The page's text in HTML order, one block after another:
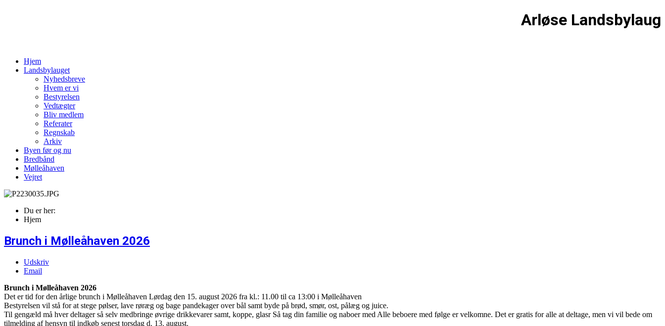
Arløse Landsbylaug
Hjem
Landsbylauget
Nyhedsbreve
Hvem er vi
Bestyrelsen
Vedtægter
Bliv medlem
Referater
Regnskab
Arkiv
Byen før og nu
Bredbånd
Mølleåhaven
Vejret
Du er her:
Hjem
Brunch i Mølleåhaven 2026
Udskriv
Email
Brunch i Mølleåhaven 2026
Det er tid for den årlige brunch i Mølleåhaven Lørdag den 15. august 2026 fra kl.: 11.00 til ca 13:00 i Mølleåhaven
Bestyrelsen vil stå for at stege pølser, lave røræg og bage pandekager over bål samt byde på brød, smør, ost, pålæg og juice.
Til gengæld må hver deltager så selv medbringe øvrige drikkevarer samt, koppe, glasr Så tag din familie og naboer med Alle beboere med følge er velkomne. Det er gratis for alle at deltage, men vi vil bede om
tilmelding af hensyn til indkøb senest torsdag d. 13. august.